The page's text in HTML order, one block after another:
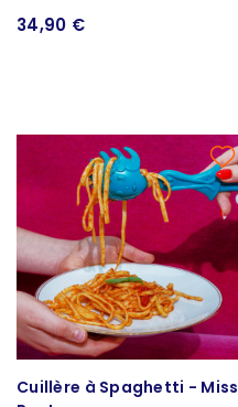
34,90 €
Cuillère à Spaghetti - Miss